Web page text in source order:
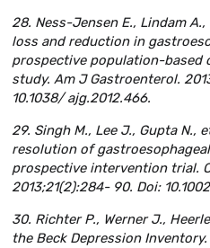
28. Ness-Jensen E., Lindam
loss and reduction in
prospective population-based
study. Am J Gastroenterol.
10.1038/ ajg.2012.466.
29. Singh M., Lee J., Gupta N.,
resolution of
prospective intervention trial.
2013;21(2):284- 90. Doi:
30. Richter P., Werner J.,
the Beck Depression